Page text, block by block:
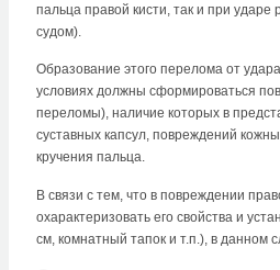
пальца правой кисти, так и при
судом).
Образование этого перелома от
условиях должны сформироваться
переломы), наличие которых в
суставных капсул, повреждений
кручения пальца.
В связи с тем, что в повреждении
охарактеризовать его свойства и
см, комнатный тапок и т.п.), в данном